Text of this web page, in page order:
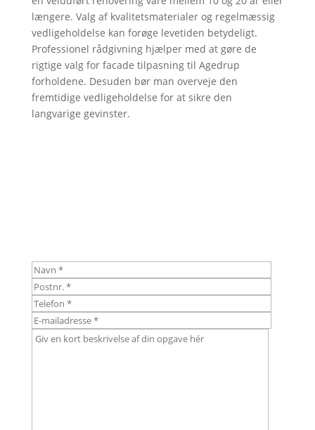
længere. Valg af kvalitetsmaterialer og regelmæssig
vedligeholdelse kan forøge levetiden betydeligt.
Professionel rådgivning hjælper med at gøre de
rigtige valg for facade tilpasning til Agedrup
forholdene. Desuden bør man overveje den
fremtidige vedligeholdelse for at sikre den
langvarige gevinster.